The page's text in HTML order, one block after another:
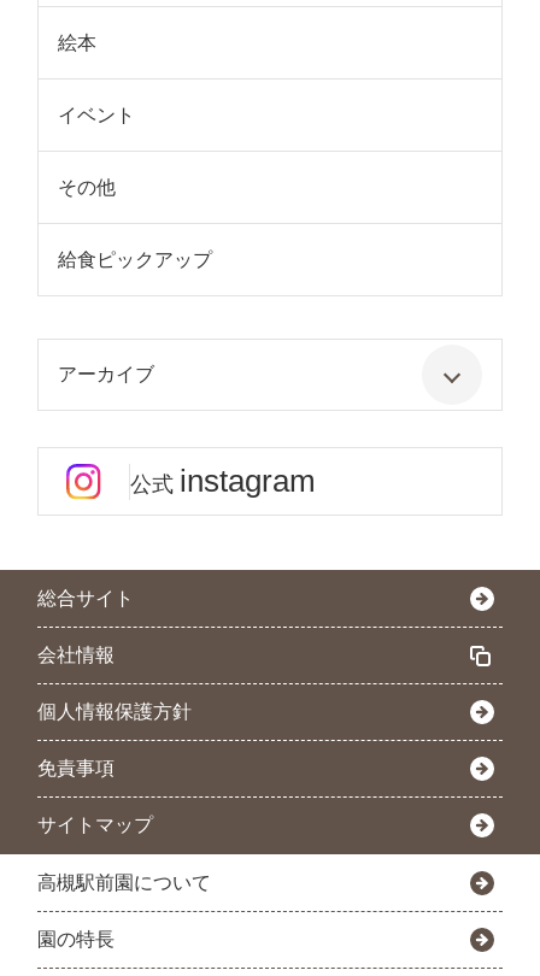
絵本
イベント
その他
給食ピックアップ
アーカイブ
公式 instagram
総合サイト
会社情報
個人情報保護方針
免責事項
サイトマップ
高槻駅前園について
園の特長